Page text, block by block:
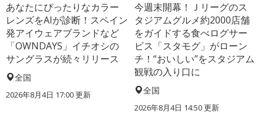
あなたにぴったりなカラー
レンズをAIが診断！スペイン
発アイウェアブランドなど
「OWNDAYS」イチオシの
サングラスが続々リリース
全国
2026年8月4日 17:00更新
今週末開幕！Ｊリーグのス
タジアムグルメ約2000店舗
をガイドする食べログサー
ビス「スタモグ」がローン
チ！“おいしい”をスタジアム
観戦の入り口に
全国
2026年8月4日 14:50更新